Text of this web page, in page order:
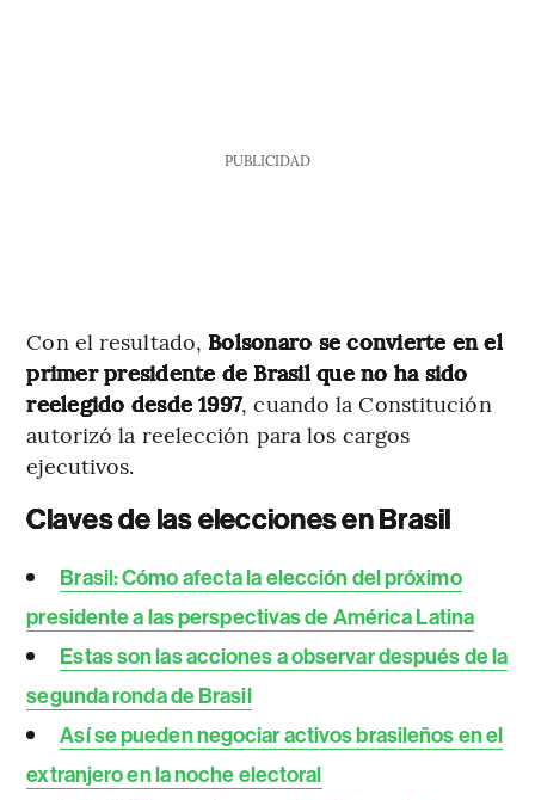
PUBLICIDAD
Con el resultado, Bolsonaro se convierte en el
primer presidente de Brasil que no ha sido
reelegido desde 1997, cuando la Constitución
autorizó la reelección para los cargos
ejecutivos.
Claves de las elecciones en Brasil
Brasil: Cómo afecta la elección del próximo
presidente a las perspectivas de América Latina
Estas son las acciones a observar después de la
segunda ronda de Brasil
Así se pueden negociar activos brasileños en el
extranjero en la noche electoral